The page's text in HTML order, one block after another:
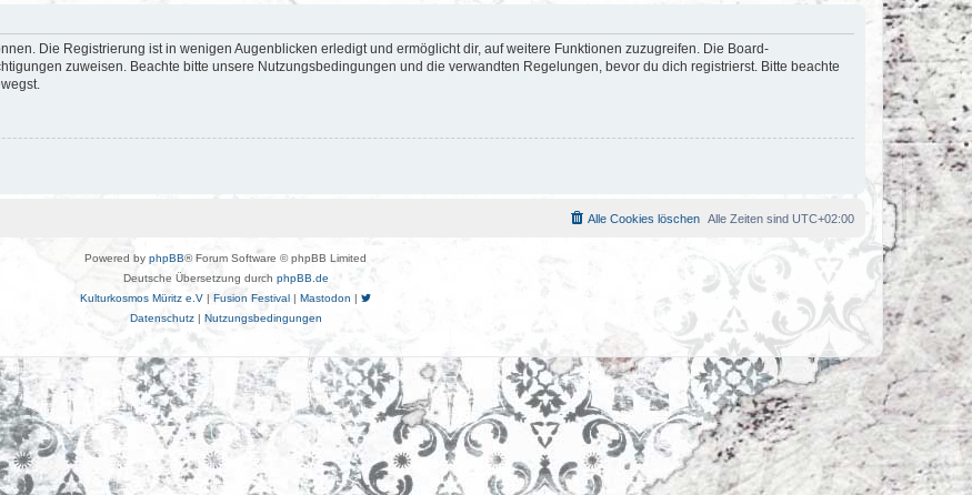
Die Registrierung ist in wenigen Augenblicken erledigt und ermöglicht dir, auf weitere Funktionen zuzugreifen. Die Board-
zuweisen. Beachte bitte unsere Nutzungsbedingungen und die verwandten Regelungen, bevor du dich registrierst. Bitte beachte
Alle Zeiten sind UTC+02:00
Alle Cookies löschen
Powered by phpBB® Forum Software © phpBB Limited
Deutsche Übersetzung durch phpBB.de
Kulturkosmos Müritz e.V | Fusion Festival | Mastodon |
Datenschutz| Nutzungsbedingungen